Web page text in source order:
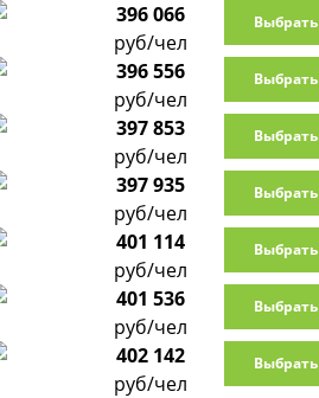
396 066
руб/чел
Выбрать
396 556
руб/чел
Выбрать
397 853
руб/чел
Выбрать
397 935
руб/чел
Выбрать
401 114
руб/чел
Выбрать
401 536
руб/чел
Выбрать
402 142
руб/чел
Выбрать